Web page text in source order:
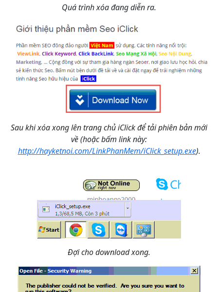
Quá trình xóa đang diễn ra.
Sau khi xóa xong lên trang chủ iClick để tải phiên bản mới
về (hoặc bấm link này:
http://hayketnoi.com/LinkPhanMem/iClick_setup.exe).
Đợi cho download xong.